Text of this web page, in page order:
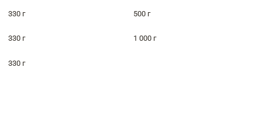
330 г 500 г
330 г 1 000 г
330 г